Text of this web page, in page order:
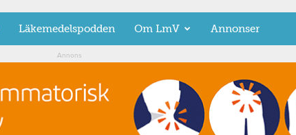
Läkemedelspodden Om LmV Annonser
Annons